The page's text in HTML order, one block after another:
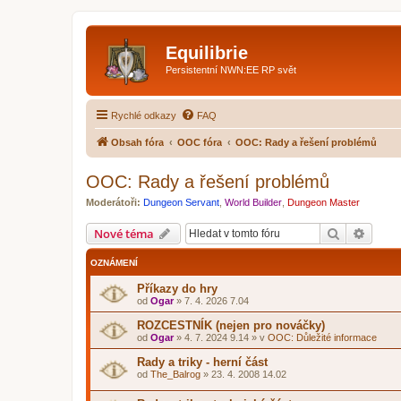
Equilibrie
Persistentní NWN:EE RP svět
Rychlé odkazy FAQ
Obsah fóra OOC fóra OOC: Rady a řešení problémů
OOC: Rady a řešení problémů
Moderátoři: Dungeon Servant World Builder Dungeon Master
Nové téma Hledat
OZNÁMENÍ
Příkazy do hry
od Ogar» 7. 4. 2026 7.04
ROZCESTNÍK (nejen pro nováčky)
od Ogar» 4. 7. 2024 9.14 » v OOC: Důležité informace
Rady a triky - herní část
od The_Balrog » 23. 4. 2008 14.02